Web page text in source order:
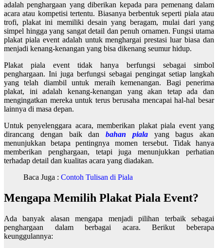
adalah penghargaan yang diberikan kepada para pemenang dalam
acara atau kompetisi tertentu. Biasanya berbentuk seperti piala atau
trofi, plakat ini memiliki desain yang beragam, mulai dari yang
simpel hingga yang sangat detail dan penuh ornamen. Fungsi utama
plakat piala event adalah untuk menghargai prestasi luar biasa dan
menjadi kenang-kenangan yang bisa dikenang seumur hidup.
Plakat piala event tidak hanya berfungsi sebagai simbol
penghargaan. Ini juga berfungsi sebagai pengingat setiap langkah
yang telah diambil untuk meraih kemenangan. Bagi penerima
plakat, ini adalah kenang-kenangan yang akan tetap ada dan
mengingatkan mereka untuk terus berusaha mencapai hal-hal besar
lainnya di masa depan.
Untuk penyelenggara acara, memberikan plakat piala event yang
dirancang dengan baik dan
bahan pialayang bagus akan
menunjukkan betapa pentingnya momen tersebut. Tidak hanya
memberikan penghargaan, tetapi juga menunjukkan perhatian
terhadap detail dan kualitas acara yang diadakan.
Baca Juga : Contoh Tulisan di Piala
Mengapa Memilih Plakat Piala Event?
Ada banyak alasan mengapa menjadi pilihan terbaik sebagai
penghargaan dalam berbagai acara. Berikut beberapa
keunggulannya: